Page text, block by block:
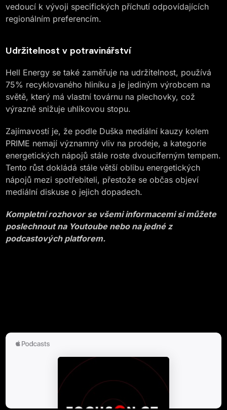
vedoucí k vývoji specifických příchutí odpovídajících
regionálním preferencím.
Udržitelnost v potravinářství
Hell Energy se také zaměřuje na udržitelnost, používá
75% recyklovaného hliníku a je jediným výrobcem na
světě, který má vlastní továrnu na plechovky, což
výrazně snižuje uhlíkovou stopu.
Zajímavostí je, že podle Duška mediální kauzy kolem
PRIME nemají významný vliv na prodeje, a kategorie
energetických nápojů stále roste dvouciferným tempem.
Tento růst dokládá stále větší oblibu energetických
nápojů mezi spotřebiteli, přestože se občas objeví
mediální diskuse o jejich dopadech.
Kompletní rozhovor se všemi informacemi si můžete
poslechnout na Youtoube nebo na jedné z
podcastových platforem.